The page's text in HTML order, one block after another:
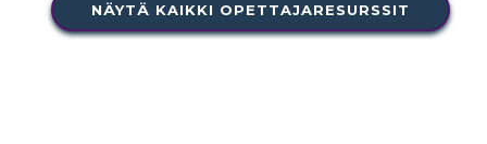
NÄYTÄ KAIKKI OPETTAJARESURSSIT